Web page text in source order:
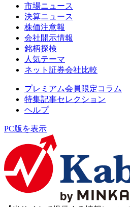
市場ニュース
決算ニュース
株価注意報
会社開示情報
銘柄探検
人気テーマ
ネット証券会社比較
プレミアム会員限定コラム
特集記事セレクション
ヘルプ
PC版を表示